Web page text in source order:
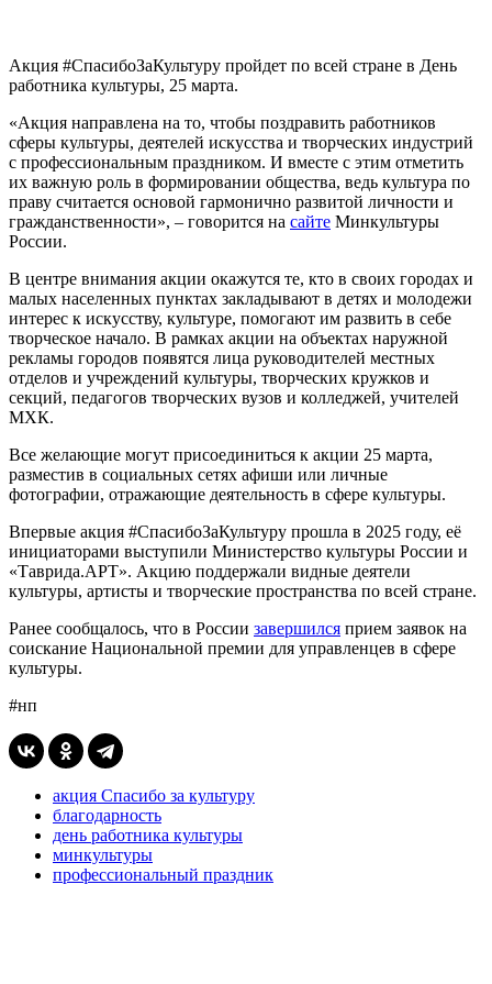
Акция #СпасибоЗаКультуру пройдет по всей стране в День
работника культуры, 25 марта.
«Акция направлена на то, чтобы поздравить работников
сферы культуры, деятелей искусства и творческих индустрий
с профессиональным праздником. И вместе с этим отметить
их важную роль в формировании общества, ведь культура по
праву считается основой гармонично развитой личности и
гражданственности», – говорится на сайте Минкультуры
России.
В центре внимания акции окажутся те, кто в своих городах и
малых населенных пунктах закладывают в детях и молодежи
интерес к искусству, культуре, помогают им развить в себе
творческое начало. В рамках акции на объектах наружной
рекламы городов появятся лица руководителей местных
отделов и учреждений культуры, творческих кружков и
секций, педагогов творческих вузов и колледжей, учителей
МХК.
Все желающие могут присоединиться к акции 25 марта,
разместив в социальных сетях афиши или личные
фотографии, отражающие деятельность в сфере культуры.
Впервые акция #СпасибоЗаКультуру прошла в 2025 году, её
инициаторами выступили Министерство культуры России и
«Таврида.АРТ». Акцию поддержали видные деятели
культуры, артисты и творческие пространства по всей стране.
Ранее сообщалось, что в России завершился прием заявок на
соискание Национальной премии для управленцев в сфере
культуры.
#нп
акция Спасибо за культуру
благодарность
день работника культуры
минкультуры
профессиональный праздник